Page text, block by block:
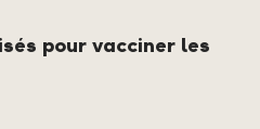
pour vacciner les